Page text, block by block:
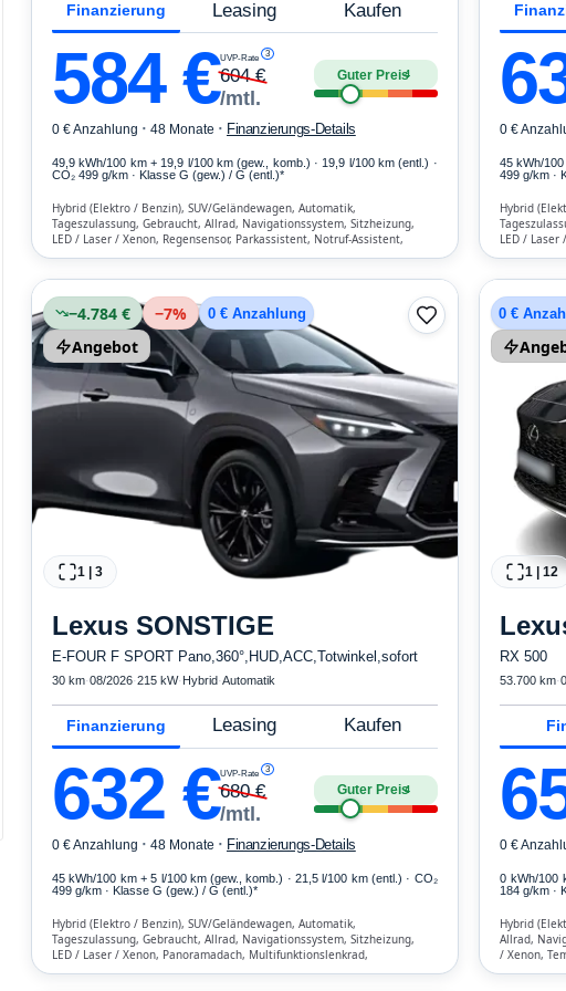
Finanzierung Leasing Kaufen
584€UVP-Rate 3
604€
/mtl.
Guter Preis4
0 € Anzahlung · 48 Monate · Finanzierungs-Details
49,9 kWh/100 km + 19,9 l/100 km (gew., komb.) · 19,9 l/100 km (entl.) ·
CO₂ 499 g/km · Klasse G (gew.) / G (entl.)*
Hybrid (Elektro / Benzin), SUV/Geländewagen, Automatik,
Tageszulassung, Gebraucht, Allrad, Navigationssystem, Sitzheizung,
LED / Laser / Xenon, Regensensor, Parkassistent, Notruf-Assistent,
Lichtsensor, Bluetooth, Freisprecheinrichtung, Verkehrszeichen-
0 €
45 kWh/
499 g/km ·
Hybrid
LED /
−4.784 € −7% 0 € Anzahlung
Angebot
1 | 3
Lexus SONSTIGE
E-FOUR F SPORT Pano,360°,HUD,ACC,Totwinkel,sofort
30 km·08/2026·215 kW· Hybrid·Automatik
Finanzierung Leasing Kaufen
632 €UVP-Rate 3
680€
/mtl.
Guter Preis4
0 € Anzahlung · 48 Monate · Finanzierungs-Details
45 kWh/100 km + 5 l/100 km (gew., komb.) · 21,5 l/100 km (entl.) · CO₂
499 g/km · Klasse G (gew.) / G (entl.)*
Hybrid (Elektro / Benzin), SUV/Geländewagen, Automatik,
Tageszulassung, Gebraucht, Allrad, Navigationssystem, Sitzheizung,
LED / Laser / Xenon, Panoramadach, Multifunktionslenkrad,
0 €
1 | 12
RX 500
53.700 km·
0 €
0 kWh/100
184 g/km ·
Hybrid
Allrad,
/ Xenon,